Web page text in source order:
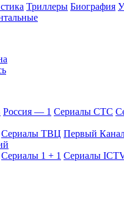
Трил­ле­ры Био­гра­фия
Рос­сия — 1 Се­риа­лы СТС
Се­риа­лы ТВЦ Пер­вый
Се­риа­лы 1 + 1 Се­риа­лы